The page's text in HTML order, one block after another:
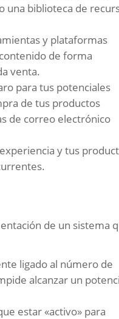
una biblioteca de
y plataformas
de forma
venta.
para tus potenciales
de tus productos
de correo electrónico
y tus
de un sistema
ligado al número de
alcanzar un
estar «activo» para